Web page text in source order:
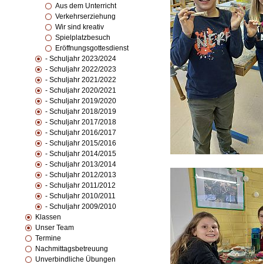
Aus dem Unterricht
Verkehrserziehung
Wir sind kreativ
Spielplatzbesuch
Eröffnungsgottesdienst
- Schuljahr 2023/2024
- Schuljahr 2022/2023
- Schuljahr 2021/2022
- Schuljahr 2020/2021
- Schuljahr 2019/2020
- Schuljahr 2018/2019
- Schuljahr 2017/2018
- Schuljahr 2016/2017
- Schuljahr 2015/2016
- Schuljahr 2014/2015
- Schuljahr 2013/2014
- Schuljahr 2012/2013
- Schuljahr 2011/2012
- Schuljahr 2010/2011
- Schuljahr 2009/2010
Klassen
Unser Team
Termine
Nachmittagsbetreuung
Unverbindliche Übungen